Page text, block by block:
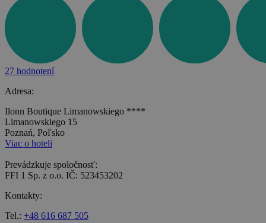
27 hodnotení
Adresa:
Ilonn Boutique Limanowskiego ****
Limanowskiego 15
Poznań, Poľsko
Viac o hoteli
Prevádzkuje spoločnosť:
FFI 1 Sp. z o.o. IČ: 523453202
Kontakty:
Tel.: +48 616 687 505